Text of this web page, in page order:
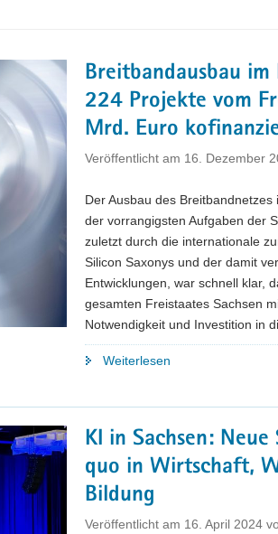
Breitbandausbau im
224 Projekte vom
Mrd. Euro
Veröffentlicht am 16. Dezember
Der Ausbau des
der vorrangigsten Aufgaben der
zuletzt durch die internationale
Silicon Saxonys und der damit
Entwicklungen, war schnell klar,
gesamten Freistaates Sachsen
Notwendigkeit und Investition in
Weiterlesen
–
224
Freistaat
KI in Sachsen:
quo in Wirtschaft,
Bildung
Veröffentlicht am 16. April 2024